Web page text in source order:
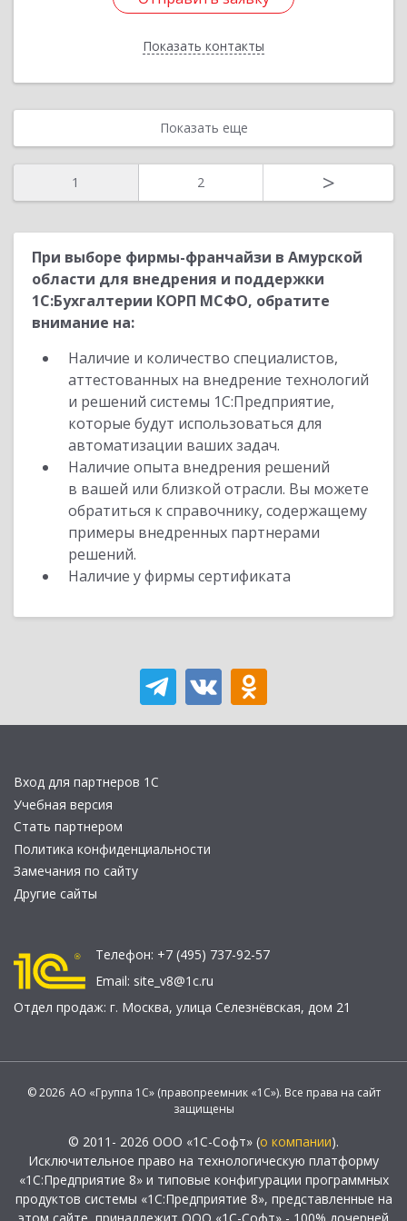
Показать контакты
Назад
Показать еще
1 2 >
При выборе фирмы-франчайзи в Амурской
области для внедрения и поддержки
1С:Бухгалтерии КОРП МСФО, обратите
внимание на:
Наличие и количество специалистов,
аттестованных на внедрение технологий
и решений системы 1С:Предприятие,
которые будут использоваться для
автоматизации ваших задач.
Наличие опыта внедрения решений
в вашей или близкой отрасли. Вы можете
обратиться к справочнику, содержащему
примеры внедренных партнерами
решений.
Наличие у фирмы сертификата
Вход для партнеров 1С
Учебная версия
Стать партнером
Политика конфиденциальности
Замечания по сайту
Другие сайты
Телефон: +7 (495) 737-92-57
Email: site_v8@1c.ru
Отдел продаж: г. Москва, улица Селезнёвская, дом 21
© 2026 АО «Группа 1С» (правопреемник «1С»). Все права на сайт
защищены
© 2011- 2026 ООО «1С-Софт» (о компании).
Исключительное право на технологическую платформу
«1С:Предприятие 8» и типовые конфигурации программных
продуктов системы «1С:Предприятие 8», представленные на